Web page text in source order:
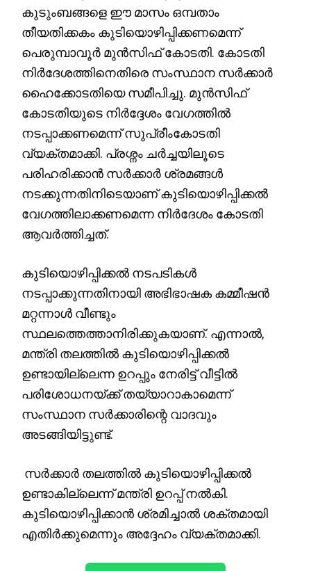
കുടുംബങ്ങളെ ഈ മാസം ഒമ്പതാം
തീയതിക്കകം കുടിയൊഴിപ്പിക്കണമെന്ന്
പെരുമ്പാവൂർ മുൻസിഫ് കോടതി. കോടതി
നിർദേശത്തിനെതിരെ സംസ്ഥാന സർക്കാർ
ഹൈക്കോടതിയെ സമീപിച്ചു. മുൻസിഫ്
കോടതിയുടെ നിർദ്ദേശം വേഗത്തിൽ
നടപ്പാക്കണമെന്ന് സുപ്രീംകോടതി
വ്യക്തമാക്കി. പ്രശ്നം ചര്‍ച്ചയിലൂടെ
പരിഹരിക്കാന്‍ സര്‍ക്കാര്‍ ശ്രമങ്ങള്‍
നടക്കുന്നതിനിടെയാണ് കുടിയൊഴിപ്പിക്കല്‍
വേഗത്തിലാക്കണമെന്ന നിര്‍ദേശം കോടതി
ആവര്‍ത്തിച്ചത്.
കുടിയൊഴിപ്പിക്കൽ നടപടികൾ
നടപ്പാക്കുന്നതിനായി അഭിഭാഷക കമ്മീഷൻ
മറ്റന്നാൾ വീണ്ടും
സ്ഥലത്തെത്താനിരിക്കുകയാണ്. എന്നാൽ,
മന്ത്രി തലത്തിൽ കുടിയൊഴിപ്പിക്കൽ
ഉണ്ടായില്ലെന്ന ഉറപ്പും നേരിട്ട് വീട്ടിൽ
പരിശോധനയ്ക്ക് തയ്യാറാകാമെന്ന്
സംസ്ഥാന സർക്കാരിന്റെ വാദവും
അടങ്ങിയിട്ടുണ്ട്.
സർക്കാർ തലത്തിൽ കുടിയൊഴിപ്പിക്കൽ
ഉണ്ടാകില്ലെന്ന് മന്ത്രി ഉറപ്പ് നൽകി.
കുടിയൊഴിപ്പിക്കാൻ ശ്രമിച്ചാൽ ശക്തമായി
എതിർക്കുമെന്നും അദ്ദേഹം വ്യക്തമാക്കി.